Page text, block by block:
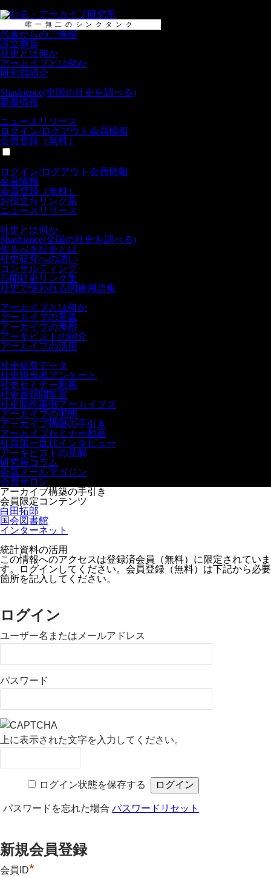
唯一無二のシンクタンク
代表からのご挨拶
設立趣旨
社史とは何か
アーカイブとは何か
研究員紹介
Shashience(全国の社史を調べる)
新着情報
ニュースリリース
ログイン/ログアウト 会員情報
会員登録（無料）
ログイン/ログアウト 会員情報
会員情報
会員登録（無料）
お役立ちリンク集
ニュースリリース
社史とは何か
Shashience(全国の社史を調べる)
作るべき社史とは
社史研究への誘い
コンサルティング
公開社史リンク集
社史で使われる関連用語集
アーカイブとは何か
アーカイブの意義
アーカイブの考察
アーキビストの紹介
アーカイブの活用
社史研究データ
社史担当者アンケート
社史セミナー動画
社史書籍閲覧室
社史制作事例アーカイブズ
アーカイブの実態
アーカイブ構築の手引き
アーカイブセミナー動画
社員第一世代インタビュー
アーキビストの見解
研究員コラム
会員メールマガジン
会員サロン
アーカイブ構築の手引き
会員限定コンテンツ
白田拓郎
国会図書館
インターネット
統計資料の活用
この情報へのアクセスは登録済会員（無料）に限定されていま
す。ログインしてください。会員登録（無料）は下記から必要
箇所を記入してください。
ログイン
ユーザー名またはメールアドレス
パスワード
上に表示された文字を入力してください。
ログイン状態を保存する
パスワードを忘れた場合パスワードリセット
新規会員登録
会員ID*